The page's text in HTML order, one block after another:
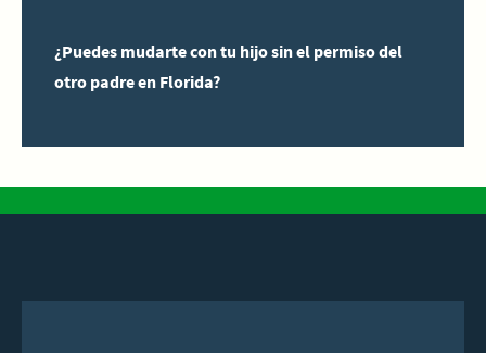
¿Puedes mudarte con tu hijo sin el permiso del
otro padre en Florida?